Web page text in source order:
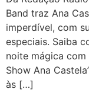
Band traz Ana
imperdível, com
especiais. Saiba
noite mágica com
Show Ana
às […]